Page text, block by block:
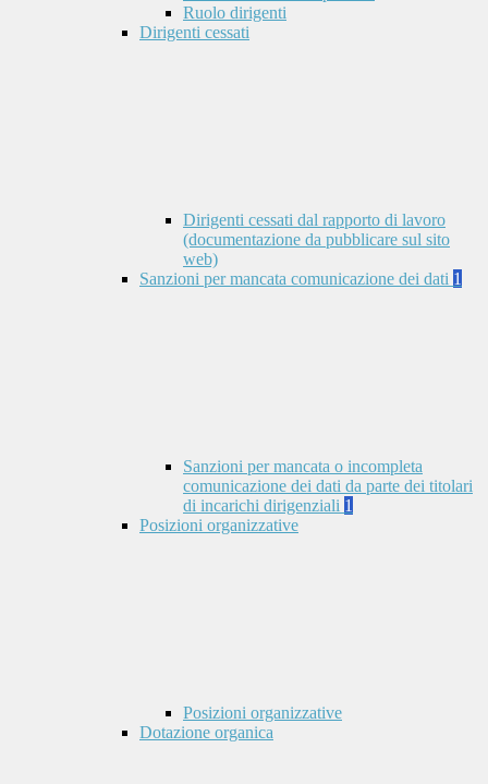
Ruolo dirigenti
Dirigenti cessati
Dirigenti cessati dal rapporto di lavoro
(documentazione da pubblicare sul sito
web)
Sanzioni per mancata comunicazione dei dati 1
Sanzioni per mancata o incompleta
comunicazione dei dati da parte dei titolari
di incarichi dirigenziali 1
Posizioni organizzative
Posizioni organizzative
Dotazione organica